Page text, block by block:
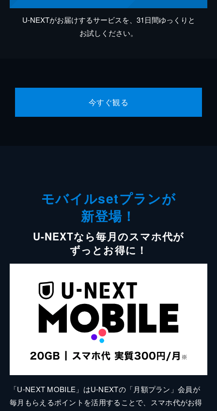
U-NEXTがお届けするサービスを、31日間ゆっくりと
お試しください。
今すぐ観る
モバイルsetプランが
新登場！
U-NEXTなら毎月のスマホ代が
ずっとお得に！
「U-NEXT MOBILE」はU-NEXTの「月額プラン」会員が
毎月もらえるポイントを活用することで、スマホ代がお得